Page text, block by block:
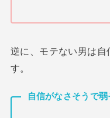
逆に、モテない男は自
す。
自信がなさそうで